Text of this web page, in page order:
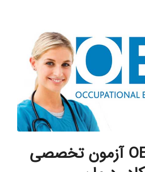
آزمون OET آزمون تخصصی